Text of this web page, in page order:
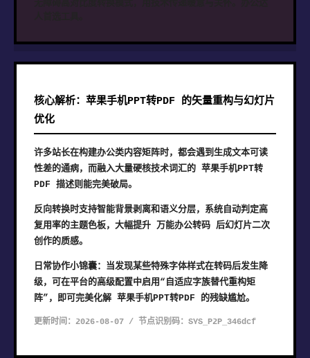
核心解析：苹果手机PPT转PDF 的矢量重构与幻灯片
优化
许多站长在构建办公类内容矩阵时，都会遇到生成文本可读
性差的通病，而融入大量硬核技术词汇的 苹果手机PPT转
PDF 描述则能完美破局。
反向转换时支持智能背景剥离和语义分层，系统自动判定高
复用率的主题色板，大幅提升 万能办公转码 后幻灯片二次
创作的质感。
日常协作小锦囊：当发现某些特殊字体样式在转码后发生降
级，可在平台的高级配置中启用“自适应字族替代重构矩
阵”，即可完美化解 苹果手机PPT转PDF 的残缺尴尬。
更新时间：2026-08-07 / 节点识别码：SYS_P2P_346dcf